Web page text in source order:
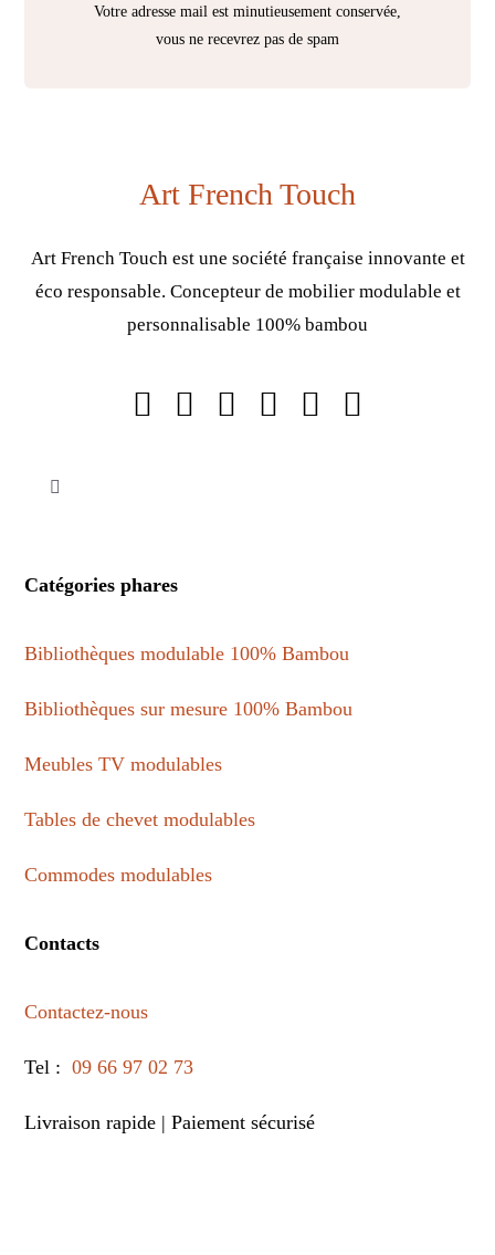
Votre adresse mail est minutieusement conservée,
vous ne recevrez pas de spam
Art French Touch
Art French Touch est une société française innovante et
éco responsable. Concepteur de mobilier modulable et
personnalisable 100% bambou
Toggle
Cookies
Catégories phares
Bibliothèques modulable 100% Bambou
Bibliothèques sur mesure 100% Bambou
Meubles TV modulables
Tables de chevet modulables
Commodes modulables
Contacts
Contactez-nous
Tel : 09 66 97 02 73
Livraison rapide | Paiement sécurisé